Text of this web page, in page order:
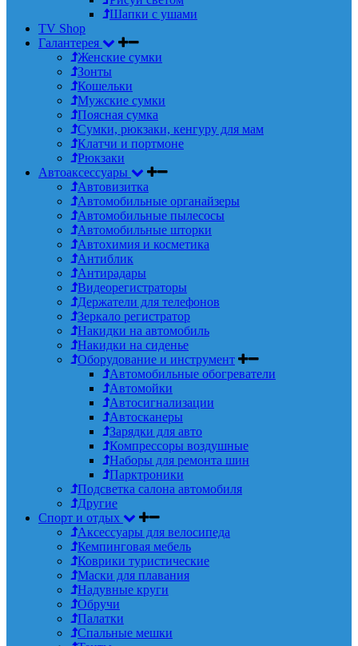
Шапки с ушами
TV Shop
Галантерея
Женские сумки
Зонты
Кошельки
Мужские сумки
Поясная сумка
Сумки, рюкзаки, кенгуру для мам
Клатчи и портмоне
Рюкзаки
Автоаксессуары
Автовизитка
Автомобильные органайзеры
Автомобильные пылесосы
Автомобильные шторки
Автохимия и косметика
Антиблик
Антирадары
Видеорегистраторы
Держатели для телефонов
Зеркало регистратор
Накидки на автомобиль
Накидки на сиденье
Оборудование и инструмент
Автомобильные обогреватели
Автомойки
Автосигнализации
Автосканеры
Зарядки для авто
Компрессоры воздушные
Наборы для ремонта шин
Парктроники
Подсветка салона автомобиля
Другие
Спорт и отдых
Аксессуары для велосипеда
Кемпинговая мебель
Коврики туристические
Маски для плавания
Надувные круги
Обручи
Палатки
Спальные мешки